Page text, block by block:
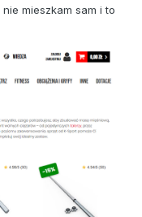
mieszkam sam i to